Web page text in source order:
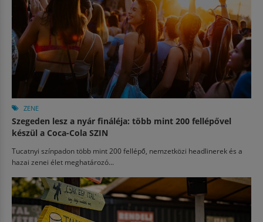
ZENE
Szegeden lesz a nyár fináléja: több mint 200 fellépővel
készül a Coca-Cola SZIN
Tucatnyi színpadon több mint 200 fellépő, nemzetközi headlinerek és a
hazai zenei élet meghatározó...